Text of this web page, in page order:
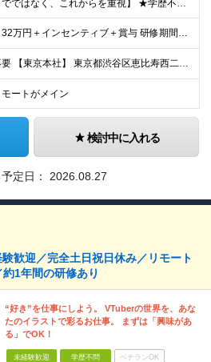
【今までではなく、これからを重視】 ★学歴不問 ★職種未経験歓迎 ★業種未経験歓迎 ★社会人未経験歓迎 ★第二新卒歓迎 ★ブランクOK ★動画編集・デザイン制作の勉強を独学でしている方など ※基礎的
月給：32万円＋インセンティブ＋賞与 研修期間中：月給25万円～ ＼ 頑張りはしっかり評価！ ／ 研修期間中でも、スキルの習得状況や成果に応じて月給27万円へ昇給が可能です。 【研修期間】 期
通勤不要 【東京本社】 東京都渋谷区恵比寿西二丁目8番4号 EX恵比寿西ビル5階
ートがメイン
検討中に入れる
定日： 2026.08.27
歓迎／完全土日祝日休み／リモート
1年間の研修あり
“好き”を仕事にしよう。 VTuberの世界を、あな
たのイラストで彩るお仕事。 まずは「興味があ
る」でOK！
未経験歓迎 学歴不問 ベテランOK